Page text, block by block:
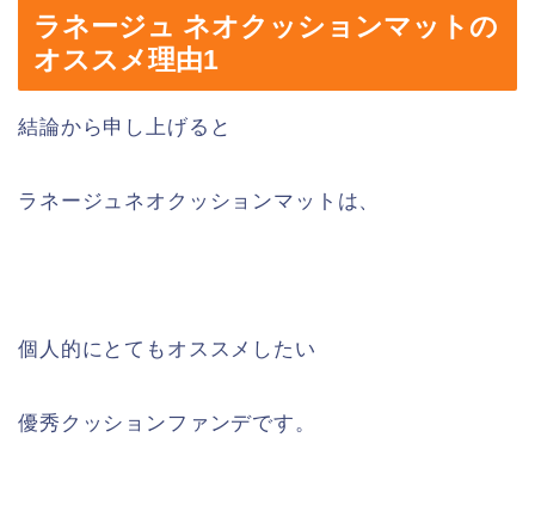
ラネージュ ネオクッションマットの
オススメ理由1
結論から申し上げると
ラネージュネオクッションマットは、
個人的にとてもオススメしたい
優秀クッションファンデです。